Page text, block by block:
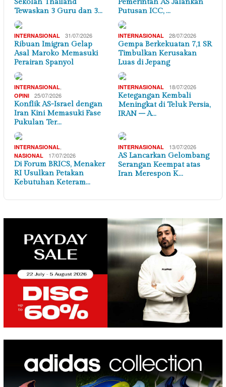
Tewaskan 3 Guru dan 3…
Putusan ICC, …
INTERNASIONAL 31/07/2026
Ribuan Imigran Gelap
Asal Maroko Memasuki
Perairan Spanyol
INTERNASIONAL 28/07/2026
Gempa Berkekuatan 7,1 SR
Timbulkan Kerusakan
Luas di Jepang
INTERNASIONAL
OPINI 25/07/2026
Konflik AS-Israel dengan
Iran Kini Memasuki Fase
Pukulan Ter…
INTERNASIONAL 18/07/2026
Ketegangan Kembali
Meningkat di Teluk Persia,
IRAN – A…
INTERNASIONAL
NASIONAL 17/07/2026
Di Forum BRICS, Menaker
RI Usulkan Petakan
Kebutuhan Keteram…
INTERNASIONAL 13/07/2026
AS Lancarkan Gelombang
Serangan Keempat atas
Iran Merespon K…